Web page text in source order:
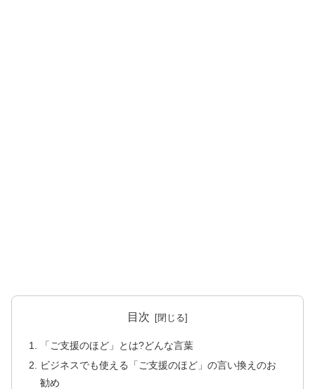
目次
「ご支援のほど」とは?どんな言葉
ビジネスでも使える「ご支援のほど」の言い換えのお
勧め